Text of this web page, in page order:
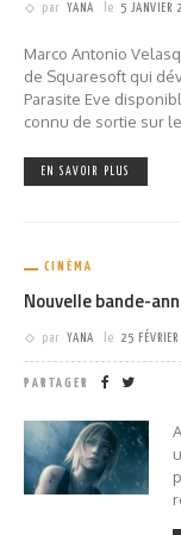
par YANA le 5 JANVIER
Marco Antonio
de Squaresoft qui
Parasite Eve
connu de sortie sur
EN SAVOIR PLUS
CINÉMA
Nouvelle bande-
par YANA le 25
PARTAGER